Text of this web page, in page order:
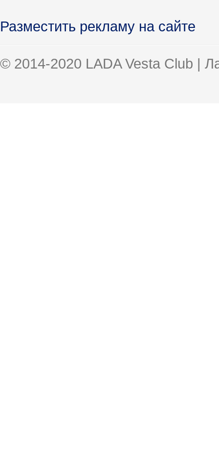
Разместить рекламу на сайте
© 2014-2020 LADA Vesta Club |